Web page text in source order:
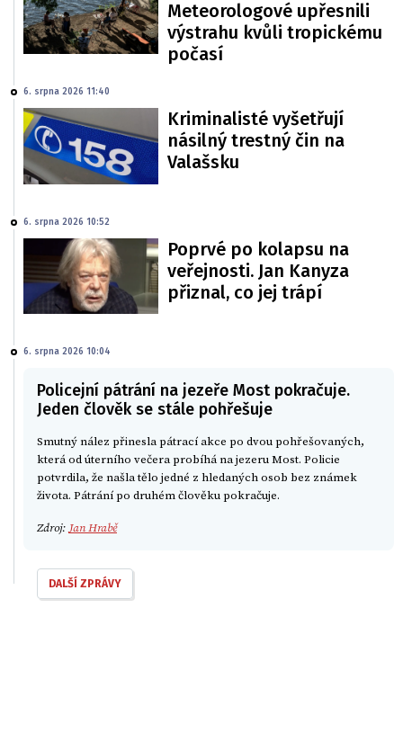
Meteorologové upřesnili
výstrahu kvůli tropickému
počasí
6. srpna 2026 11:40
Kriminalisté vyšetřují
násilný trestný čin na
Valašsku
6. srpna 2026 10:52
Poprvé po kolapsu na
veřejnosti. Jan Kanyza
přiznal, co jej trápí
6. srpna 2026 10:04
Policejní pátrání na jezeře Most pokračuje.
Jeden člověk se stále pohřešuje
Smutný nález přinesla pátrací akce po dvou pohřešovaných,
která od úterního večera probíhá na jezeru Most. Policie
potvrdila, že našla tělo jedné z hledaných osob bez známek
života. Pátrání po druhém člověku pokračuje.
Zdroj: Jan Hrabě
DALŠÍ ZPRÁVY